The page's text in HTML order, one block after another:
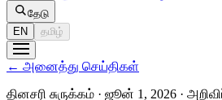
தேடு
EN
தமிழ்
← அனைத்து செய்திகள்
தினசரி சுருக்கம் · ஜூன் 1, 2026 ·